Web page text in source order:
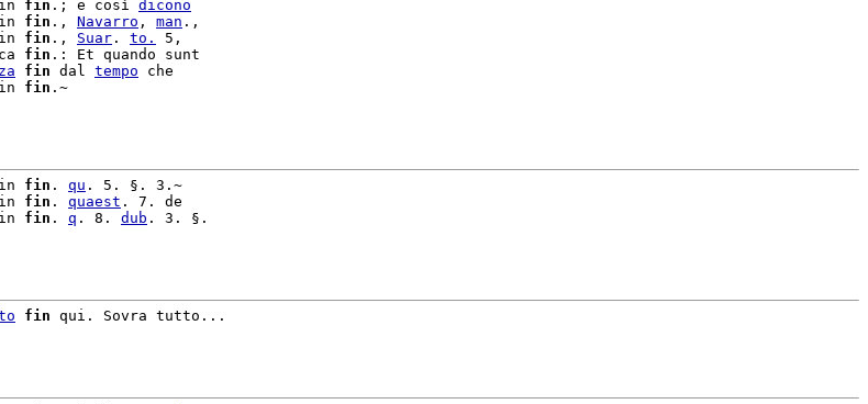
fin .; e così dicono
fin ., Navarro , man .,
fin ., Suar . to.
5,
fin .: Et quando sunt
fin dal tempo che
fin .~
fin . qu
fin . quaest . 7. de
fin . q . 8. dub . 3. §.
fin qui. Sovra tutto...